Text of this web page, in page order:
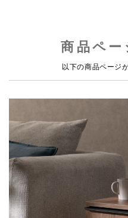
商品ペー
以下の商品ページ